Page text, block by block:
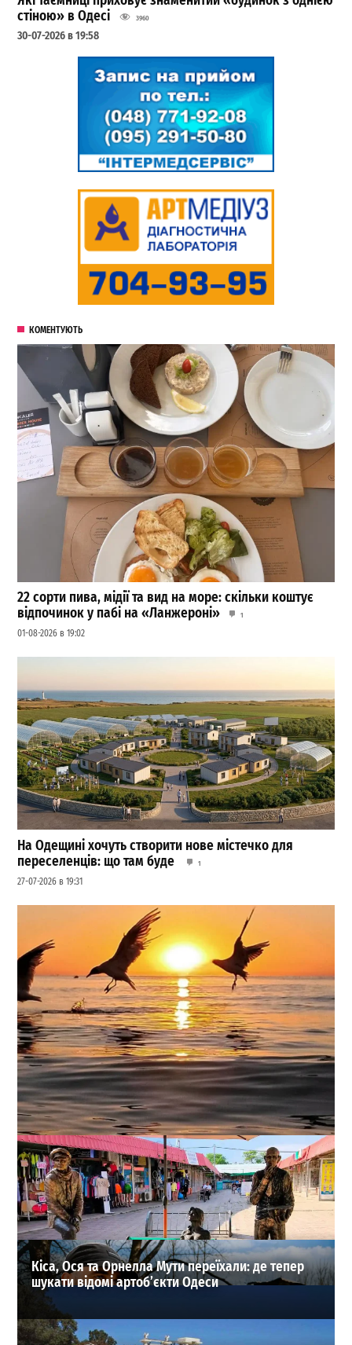
стіною» в Одесі
3960
30-07-2026 в 19:58
КОМЕНТУЮТЬ
22 сорти пива, мідії та вид на море: скільки коштує
відпочинок у пабі на «Ланжероні»
1
01-08-2026 в 19:02
На Одещині хочуть створити нове містечко для
переселенців: що там буде
1
27-07-2026 в 19:31
Температура морської води в Одесі 1 серпня: чи буде
комфортно купатися
0
01-08-2026 в 07:24
ВИБІР РЕДАКЦІЇ
Кіса, Ося та Орнелла Мути переїхали: де тепер
шукати відомі артоб’єкти Одеси